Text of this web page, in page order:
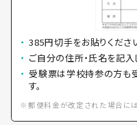
385円切手をお貼りくださ
ご自分の住所・氏名を記入
受験票は学校持参の方も
す。
※郵便料金が改定された場合には